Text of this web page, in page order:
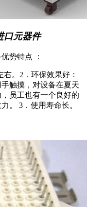
口元器件
势特点 ：
。2．环保效果好：
触摸，对设备在夏天
员工也有一个良好的
。 3．使用寿命长。